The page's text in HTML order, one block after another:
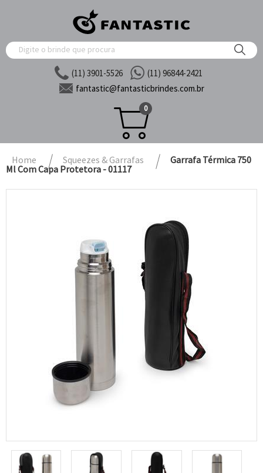
(11) 3901-5526
(11) 96844-2421
fantastic@fantasticbrindes.com.br
0
Home Squeezes & Garrafas
Garrafa Térmica 750
Ml Com Capa Protetora - 01117